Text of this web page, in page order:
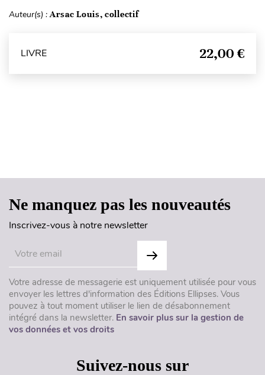
Auteur(s) :Arsac Louis, collectif
LIVRE 22,00 €
Ne manquez pas les nouveautés
Inscrivez-vous à notre newsletter
Votre adresse de messagerie est uniquement utilisée pour vous
envoyer les lettres d'information des Éditions Ellipses. Vous
pouvez à tout moment utiliser le lien de désabonnement
intégré dans la newsletter. En savoir plus sur la gestion de
vos données et vos droits
Suivez-nous sur